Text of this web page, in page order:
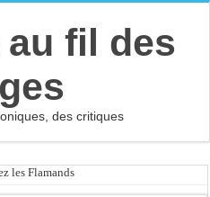
fil des
des critiques
les Flamands